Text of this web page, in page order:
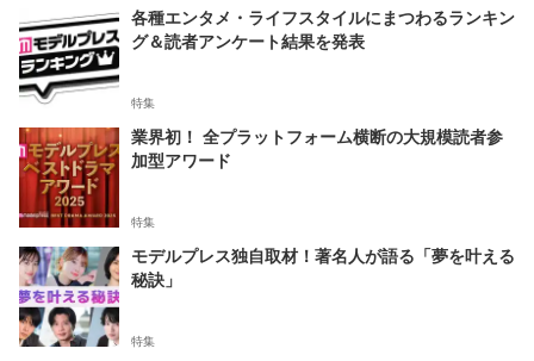
各種エンタメ・ライフスタイルにまつわるランキン
グ＆読者アンケート結果を発表
特集
業界初！ 全プラットフォーム横断の大規模読者参
加型アワード
特集
モデルプレス独自取材！著名人が語る「夢を叶える
秘訣」
特集